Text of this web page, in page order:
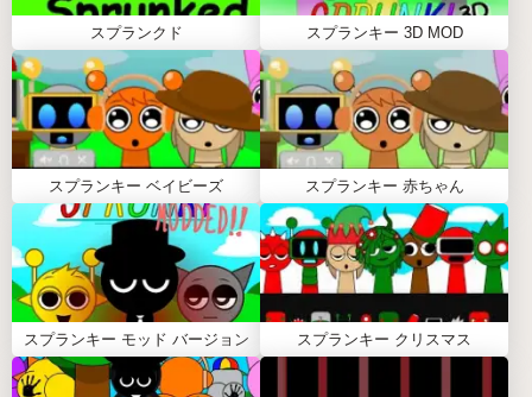
ャラクターの下にある3つのアイコンのいずれか
をクリックして、コンポジションを微調整しま
す。
キャラクターをミュートする
キャラクターをソロにする（他のすべてのキャ
ラクターをミュートする）
ミックスからキャラクターを削除する
🔄 すべてを即座にリセット：右上隅の更新アイコ
ンをクリックすると、ステージからすべてのキャ
ラクターが削除され、ゼロから新しいコンポジシ
ョンの作成を始められます。
スプランキー・トレイフィックスをプレイするため
スプランクド スプランキー 3D MOD
スプランキー ベイビーズ スプランキー 赤ちゃん
スプランキー モッド バージョン スプランキー クリスマス